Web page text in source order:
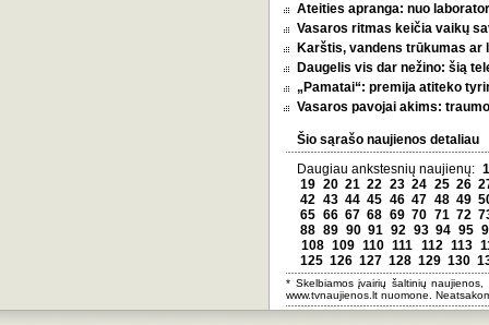
Ateities apranga: nuo
Vasaros ritmas keičia vaikų
Karštis, vandens trūkumas ar
Daugelis vis dar nežino: šią
„Pamatai“: premija atiteko
Vasaros pavojai akims:
Šio sąrašo naujienos detaliau
Daugiau ankstesnių naujienų: 1
19 20 21 22 23 24 25 26
42 43 44 45 46 47 48 49
65 66 67 68 69 70 71 72
88 89 90 91 92 93 94 95
108 109 110 111 112 113
125 126 127 128 129 130
* Skelbiamos įvairių šaltinių
www.tvnaujienos.lt nuomone.